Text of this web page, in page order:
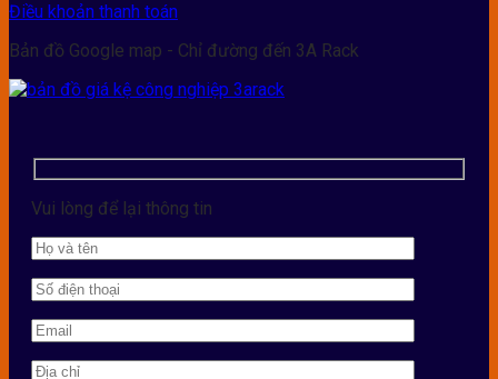
Điều khoản thanh toán
Bản đồ Google map - Chỉ đường đến 3A Rack
Vui lòng để lại thông tin